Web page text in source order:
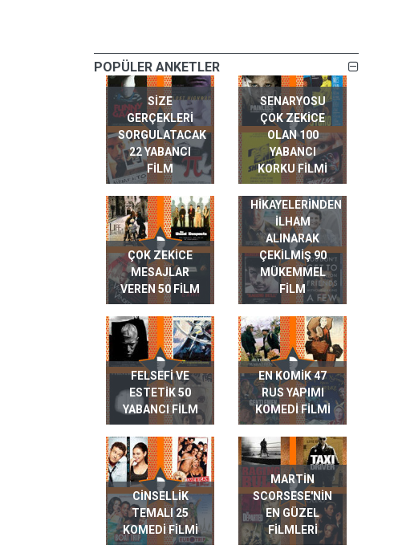
POPÜLER ANKETLER
SIZE
GERÇEKLERI
SORGULATACAK
22 YABANCI
FILM
SENARYOSU
ÇOK ZEKICE
OLAN 100
YABANCI
KORKU FILMI
ÇOK ZEKICE
MESAJLAR
VEREN 50 FILM
GERÇEK HAYAT
HIKAYELERINDEN
ILHAM
ALINARAK
ÇEKILMIŞ 90
MÜKEMMEL
FILM
FELSEFI VE
ESTETIK 50
YABANCI FILM
EN KOMIK 47
RUS YAPIMI
KOMEDI FILMI
CINSELLIK
TEMALI 25
KOMEDI FILMI
MARTIN
SCORSESE'NIN
EN GÜZEL
FILMLERI